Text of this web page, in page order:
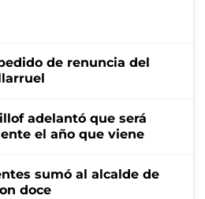
de renuncia del
adelantó que será
el año que viene
sumó al alcalde de
doce